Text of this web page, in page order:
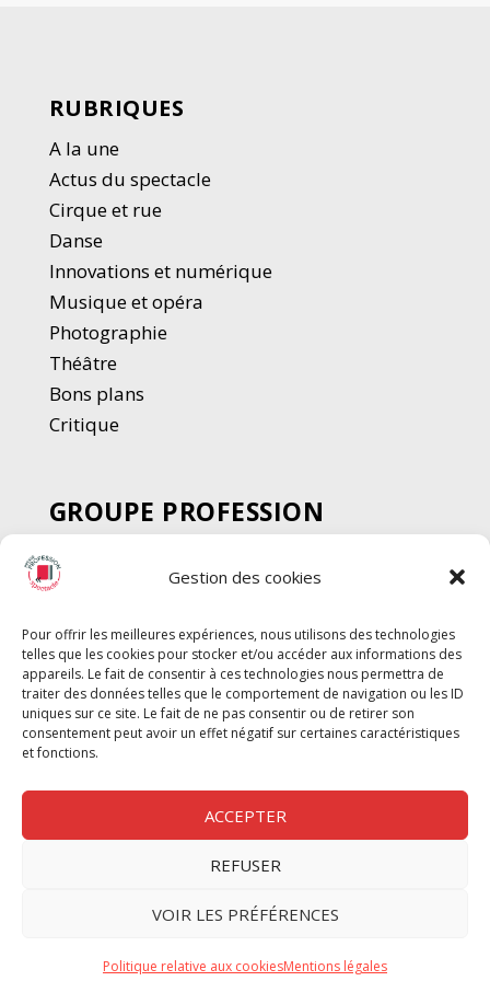
Gestion des cookies
Pour offrir les meilleures expériences, nous utilisons des technologies
telles que les cookies pour stocker et/ou accéder aux informations des
appareils. Le fait de consentir à ces technologies nous permettra de
traiter des données telles que le comportement de navigation ou les ID
uniques sur ce site. Le fait de ne pas consentir ou de retirer son
consentement peut avoir un effet négatif sur certaines caractéristiques
et fonctions.
ACCEPTER
REFUSER
VOIR LES PRÉFÉRENCES
Politique relative aux cookiesMentions légales
RUBRIQUES
A la une
Actus du spectacle
Cirque et rue
Danse
Innovations et numérique
Musique et opéra
Photographie
Théâtre
Bons plans
Critique
GROUPE PROFESSION
SPECTACLE
Chèque Intermittents
Chèque Compta
Chèque Emploi Spectacle
G-Pods
Profession Audio-visuel
Nous contacter